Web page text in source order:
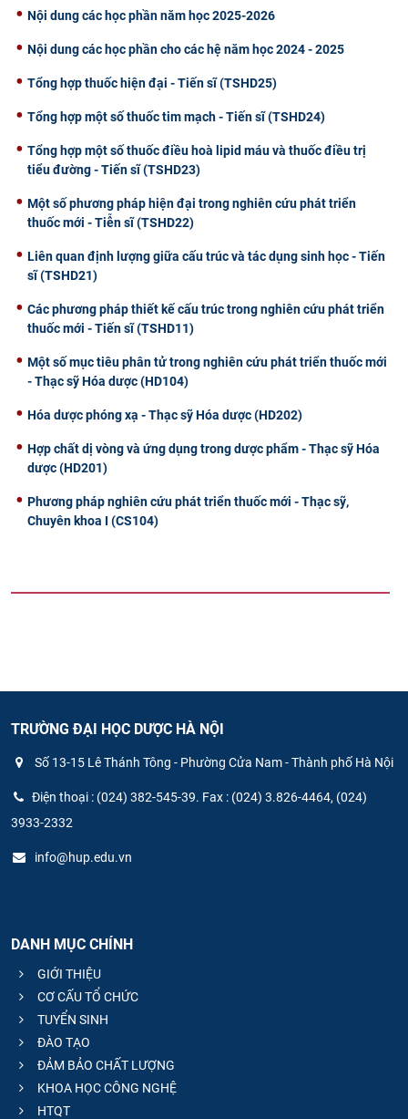
Nội dung các học phần năm học 2025-2026
Nội dung các học phần cho các hệ năm học 2024 - 2025
Tổng hợp thuốc hiện đại - Tiến sĩ (TSHD25)
Tổng hợp một số thuốc tim mạch - Tiến sĩ (TSHD24)
Tổng hợp một số thuốc điều hoà lipid máu và thuốc điều trị
tiểu đường - Tiến sĩ (TSHD23)
Một số phương pháp hiện đại trong nghiên cứu phát triển
thuốc mới - Tiễn sĩ (TSHD22)
Liên quan định lượng giữa cấu trúc và tác dụng sinh học - Tiến
sĩ (TSHD21)
Các phương pháp thiết kế cấu trúc trong nghiên cứu phát triển
thuốc mới - Tiến sĩ (TSHD11)
Một số mục tiêu phân tử trong nghiên cứu phát triển thuốc mới
- Thạc sỹ Hóa dược (HD104)
Hóa dược phóng xạ - Thạc sỹ Hóa dược (HD202)
Hợp chất dị vòng và ứng dụng trong dược phẩm - Thạc sỹ Hóa
dược (HD201)
Phương pháp nghiên cứu phát triển thuốc mới - Thạc sỹ,
Chuyên khoa I (CS104)
TRƯỜNG ĐẠI HỌC DƯỢC HÀ NỘI
Số 13-15 Lê Thánh Tông - Phường Cửa Nam - Thành phố Hà Nội
Điện thoại : (024) 382-545-39. Fax : (024) 3.826-4464, (024)
3933-2332
info@hup.edu.vn
DANH MỤC CHÍNH
GIỚI THIỆU
CƠ CẤU TỔ CHỨC
TUYỂN SINH
ĐÀO TẠO
ĐẢM BẢO CHẤT LƯỢNG
KHOA HỌC CÔNG NGHỆ
HTQT